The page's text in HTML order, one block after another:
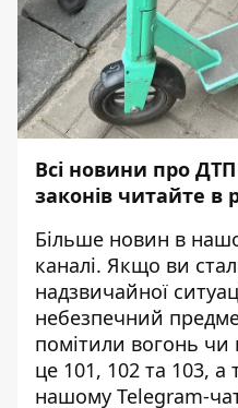
Всі новини про
законів читайте в
Більше новин в
каналі. Якщо ви
надзвичайної
небезпечний
помітили вогонь чи
це 101, 102 та 103,
нашому Telegram-